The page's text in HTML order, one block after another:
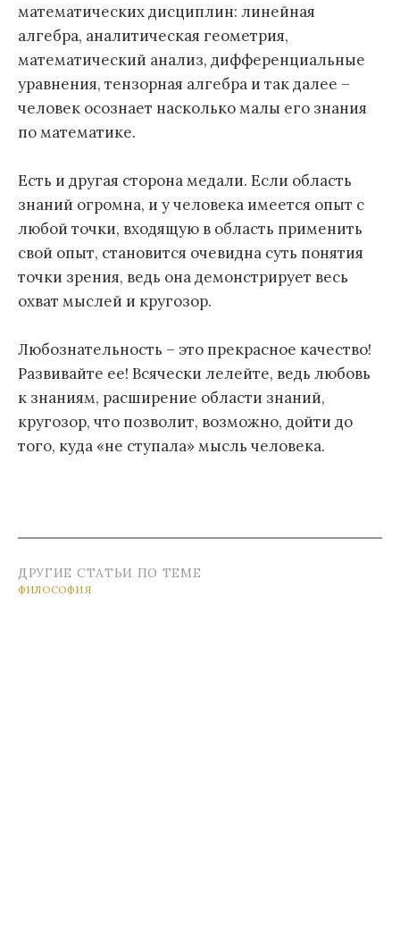
математических дисциплин: линейная
алгебра, аналитическая геометрия,
математический анализ, дифференциальные
уравнения, тензорная алгебра и так далее –
человек осознает насколько малы его знания
по математике.
Есть и другая сторона медали. Если область
знаний огромна, и у человека имеется опыт с
любой точки, входящую в область применить
свой опыт, становится очевидна суть понятия
точки зрения, ведь она демонстрирует весь
охват мыслей и кругозор.
Любознательность – это прекрасное качество!
Развивайте ее! Всячески лелейте, ведь любовь
к знаниям, расширение области знаний,
кругозор, что позволит, возможно, дойти до
того, куда «не ступала» мысль человека.
ДРУГИЕ СТАТЬИ ПО ТЕМЕ
ФИЛОСОФИЯ